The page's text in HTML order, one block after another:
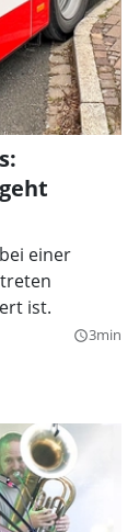
einer
ist.
query_builder3min